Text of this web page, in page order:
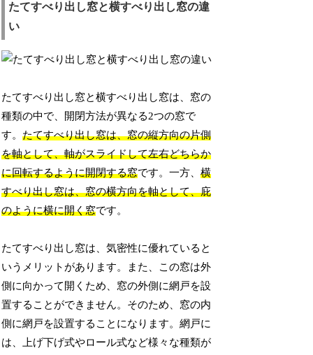
たてすべり出し窓と横すべり出し窓の違
い
たてすべり出し窓と横すべり出し窓は、窓の
種類の中で、開閉方法が異なる2つの窓で
す。たてすべり出し窓は、窓の縦方向の片側
を軸として、軸がスライドして左右どちらか
に回転するように開閉する窓です。一方、横
すべり出し窓は、窓の横方向を軸として、庇
のように横に開く窓です。
たてすべり出し窓は、気密性に優れていると
いうメリットがあります。また、この窓は外
側に向かって開くため、窓の外側に網戸を設
置することができません。そのため、窓の内
側に網戸を設置することになります。網戸に
は、上げ下げ式やロール式など様々な種類が